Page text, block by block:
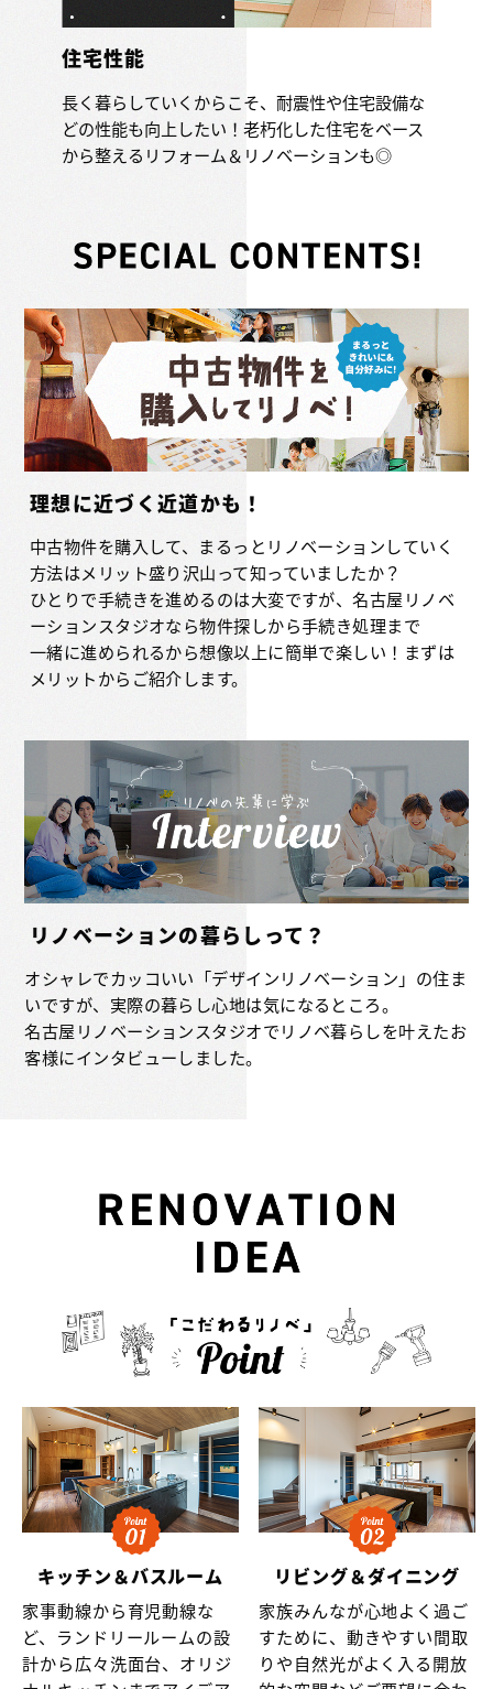
住宅性能
長く暮らしていくからこそ、耐震性や住宅設備な
どの性能も向上したい！老朽化した住宅をベース
から整えるリフォーム＆リノベーションも◎
理想に近づく近道かも！
中古物件を購入して、まるっとリノベーションしていく
方法はメリット盛り沢山って知っていましたか？
ひとりで手続きを進めるのは大変ですが、名古屋リノベ
ーションスタジオなら物件探しから手続き処理まで
一緒に進められるから想像以上に簡単で楽しい！まずは
メリットからご紹介します。
リノベーションの暮らしって？
オシャレでカッコいい「デザインリノベーション」の住ま
いですが、実際の暮らし心地は気になるところ。
名古屋リノベーションスタジオでリノベ暮らしを叶えたお
客様にインタビューしました。
キッチン＆バスルーム
家事動線から育児動線な
ど、ランドリールームの設
計から広々洗面台、オリジ
リビング＆ダイニング
家族みんなが心地よく過ご
すために、動きやすい間取
りや自然光がよく入る開放